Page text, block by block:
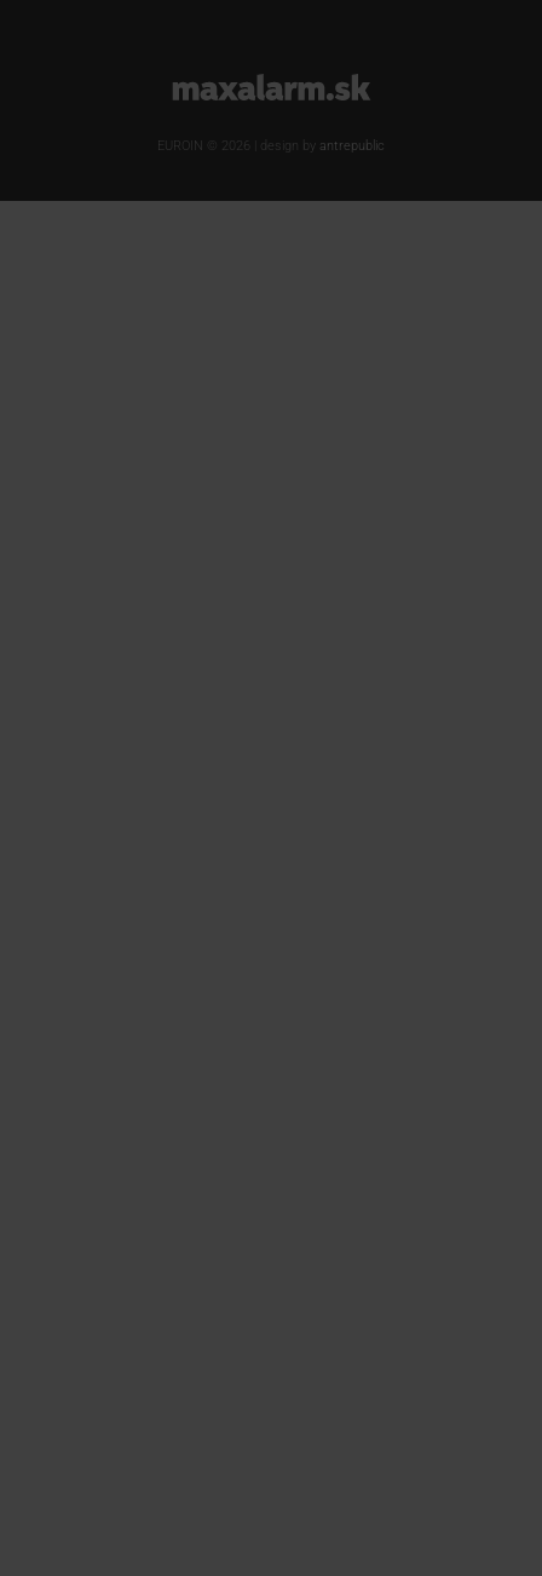
www.maxalarm.sk
EUROIN © 2026 | design by antrepublic